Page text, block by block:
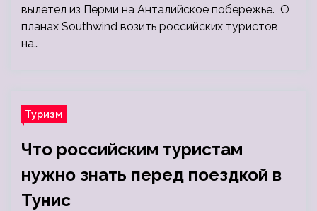
вылетел из Перми на Анталийское побережье. О
планах Southwind возить российских туристов
на…
Туризм
Что российским туристам
нужно знать перед поездкой в
Тунис